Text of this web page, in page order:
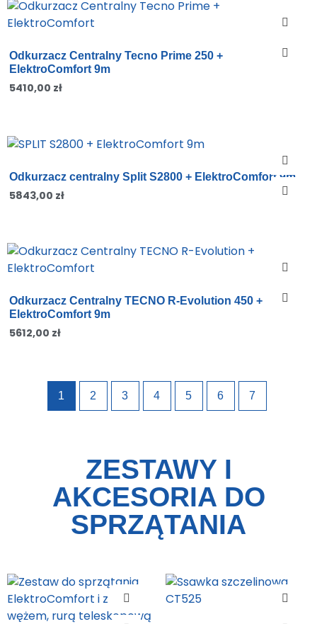
Odkurzacz Centralny Tecno Prime 250 +
ElektroComfort 9m
5410,00 zł
Odkurzacz centralny Split S2800 + ElektroComfort 9m
5843,00 zł
Odkurzacz Centralny TECNO R-Evolution 450 +
ElektroComfort 9m
5612,00 zł
1 2 3 4 5 6 7
ZESTAWY I
AKCESORIA DO
SPRZĄTANIA